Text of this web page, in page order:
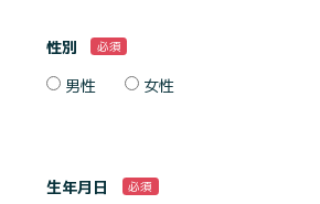
性別 必須
男性 女性
生年月日 必須